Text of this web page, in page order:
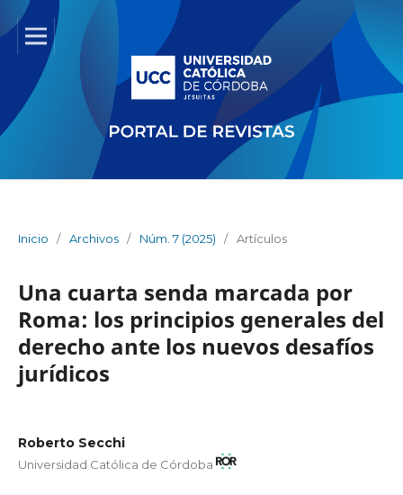
Inicio / Archivos / Núm. 7 (2025) / Artículos
Una cuarta senda marcada por
Roma: los principios generales del
derecho ante los nuevos desafíos
jurídicos
Roberto Secchi
Universidad Católica de Córdoba